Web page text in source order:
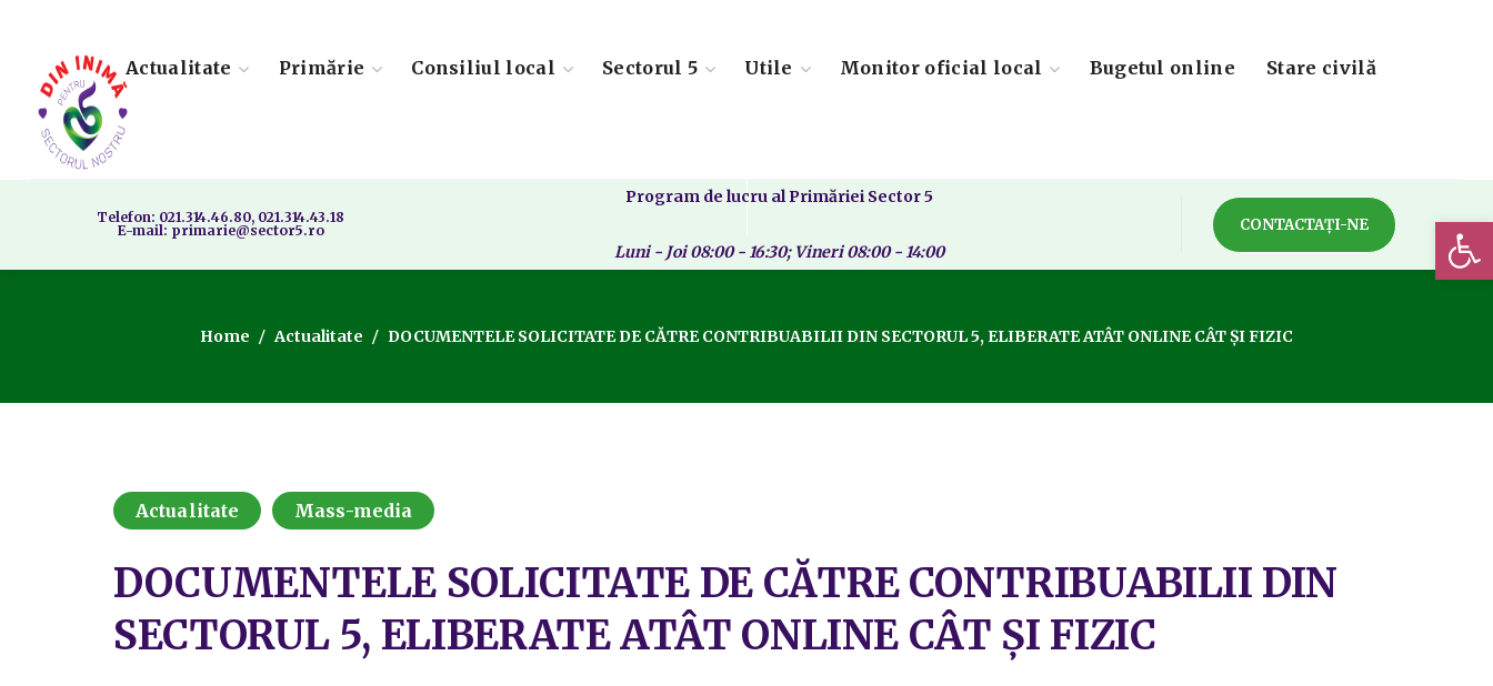
Actualitate Primărie Consiliul local Sectorul 5 Utile Monitor oficial local Bugetul online Stare civilă
Telefon: 021.314.46.80, 021.314.43.18
E-mail: primarie@sector5.ro
Program de lucru al Primăriei Sector 5
Luni - Joi 08:00 - 16:30; Vineri 08:00 - 14:00
CONTACTAȚI-NE
Home Actualitate DOCUMENTELE SOLICITATE DE CĂTRE CONTRIBUABILII DIN SECTORUL 5, ELIBERATE ATÂT ONLINE CÂT ȘI FIZIC
Actualitate Mass-media
DOCUMENTELE SOLICITATE DE CĂTRE CONTRIBUABILII DIN
SECTORUL 5, ELIBERATE ATÂT ONLINE CÂT ȘI FIZIC